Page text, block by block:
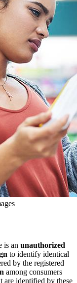
is an unauthorized
to identify identical
by the registered
among consumers
are identified by these